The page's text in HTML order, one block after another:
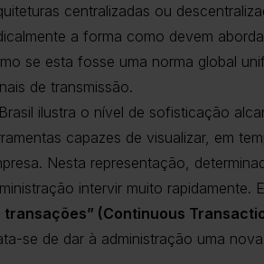
centralizadas ou
a forma como devem
se esta fosse uma norma global
de transmissão.
ilustra o nível de sofisticação
capazes de visualizar, em
Nesta representação,
intervir muito
transações” (Continuous
se de dar à administração uma